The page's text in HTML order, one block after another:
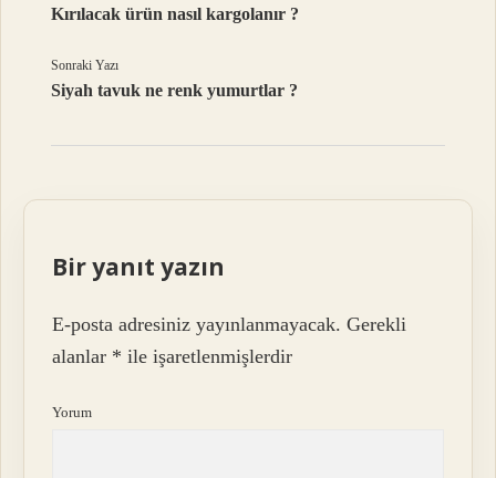
Kırılacak ürün nasıl kargolanır ?
Sonraki Yazı
Siyah tavuk ne renk yumurtlar ?
Bir yanıt yazın
E-posta adresiniz yayınlanmayacak. Gerekli
alanlar * ile işaretlenmişlerdir
Yorum